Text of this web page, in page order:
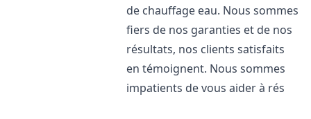
de chauffage eau. Nous sommes
fiers de nos garanties et de nos
résultats, nos clients satisfaits
en témoignent. Nous sommes
impatients de vous aider à rés